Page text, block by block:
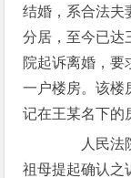
结婚，系合法夫
分居，至今已达
院起诉离婚，要
一户楼房。该楼
记在王某名下的
人民法院
祖母提起确认之